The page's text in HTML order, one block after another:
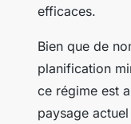
efficaces.
Bien que de
planification
ce régime est
paysage